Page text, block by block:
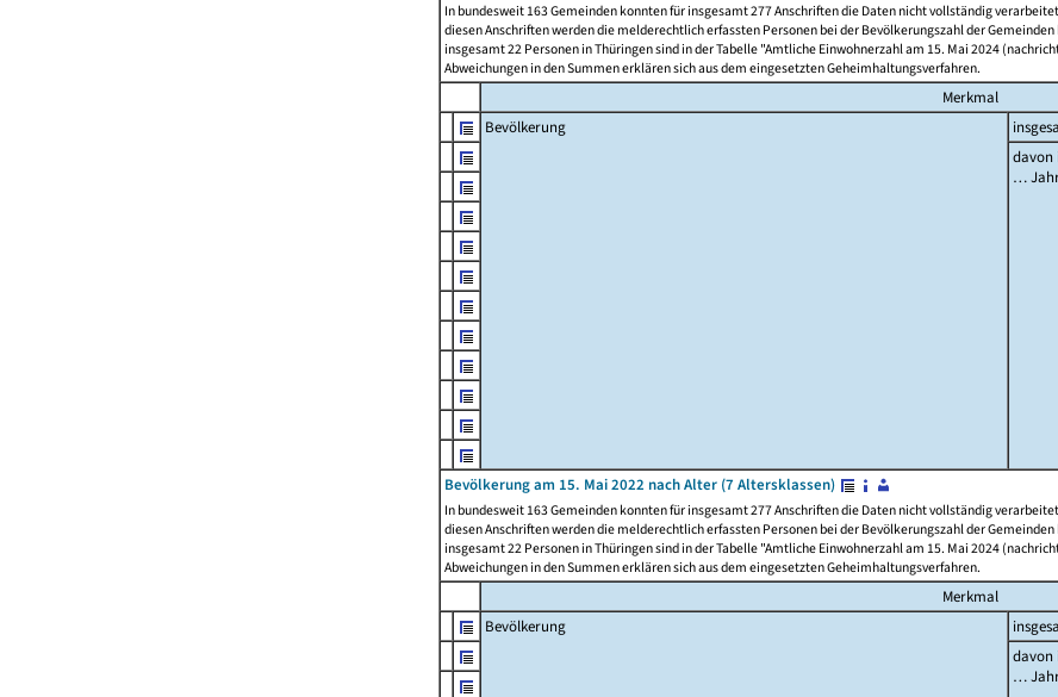
In bundesweit 163 Gemeinden konnten für insgesamt 277 Anschriften die Daten nicht vollständig
diesen Anschriften werden die melderechtlich erfassten Personen bei der Bevölkerungszahl der
insgesamt 22 Personen in Thüringen sind in der Tabelle "Amtliche Einwohnerzahl am 15. Mai 2024
Abweichungen in den Summen erklären sich aus dem eingesetzten Geheimhaltungsverfahren.
Merkmal
Bevölkerung
davon
…
Bevölkerung am 15. Mai 2022 nach Alter (7 Altersklassen)
In bundesweit 163 Gemeinden konnten für insgesamt 277 Anschriften die Daten nicht vollständig
diesen Anschriften werden die melderechtlich erfassten Personen bei der Bevölkerungszahl der
insgesamt 22 Personen in Thüringen sind in der Tabelle "Amtliche Einwohnerzahl am 15. Mai 2024
Abweichungen in den Summen erklären sich aus dem eingesetzten Geheimhaltungsverfahren.
Merkmal
Bevölkerung
davon
…